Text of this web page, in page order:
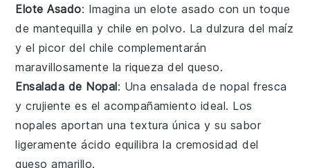
Elote Asado: Imagina unelote asado con un toque
de mantequilla y chile en polvo. La dulzura delmaíz
y el picor del chile complementarán
maravillosamente la riqueza delqueso.
Ensalada de Nopal: Una ensalada de nopal fresca
y crujiente es el acompañamiento ideal. Los
nopales aportan una textura única y su sabor
ligeramente ácido equilibra la cremosidad del
queso amarillo.